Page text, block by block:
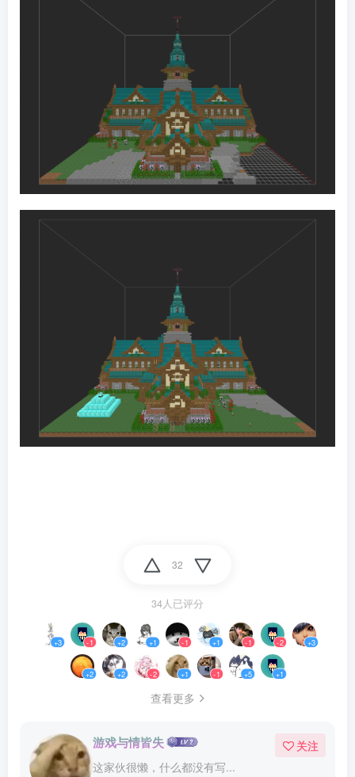
32
34人已评分
+3 -1 +2 +1 -1 +1 -1 -2 +3
+2 +2 -2 +1 -1 +5 +1
查看更多
游戏与情皆失
这家伙很懒，什么都没有写...
关注